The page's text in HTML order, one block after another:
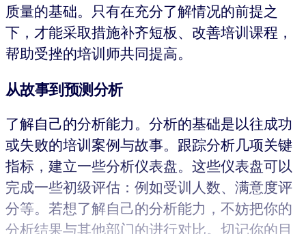
质量的基础。只有在充分了解情况的前提之
下，才能采取措施补齐短板、改善培训课程，
帮助受挫的培训师共同提高。
从故事到预测分析
了解自己的分析能力。分析的基础是以往成功
或失败的培训案例与故事。跟踪分析几项关键
指标，建立一些分析仪表盘。这些仪表盘可以
完成一些初级评估：例如受训人数、满意度评
分等。若想了解自己的分析能力，不妨把你的
分析结果与其他部门的进行对比。切记你的目